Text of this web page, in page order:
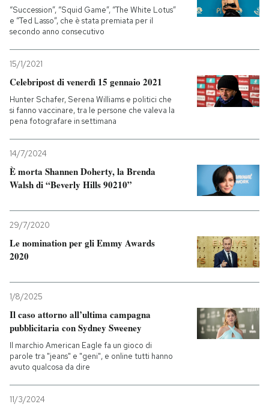
“Succession”, “Squid Game”, “The White Lotus”
e “Ted Lasso”, che è stata premiata per il
secondo anno consecutivo
15/1/2021
Celebripost di venerdì 15 gennaio 2021
Hunter Schafer, Serena Williams e politici che
si fanno vaccinare, tra le persone che valeva la
pena fotografare in settimana
14/7/2024
È morta Shannen Doherty, la Brenda
Walsh di “Beverly Hills 90210”
29/7/2020
Le nomination per gli Emmy Awards
2020
1/8/2025
Il caso attorno all’ultima campagna
pubblicitaria con Sydney Sweeney
Il marchio American Eagle fa un gioco di
parole tra "jeans" e "geni", e online tutti hanno
avuto qualcosa da dire
11/3/2024